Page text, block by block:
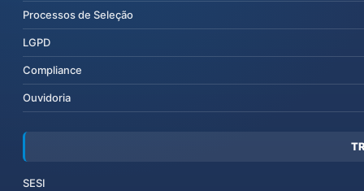
Processos de Seleção
LGPD
Compliance
Ouvidoria
SESI